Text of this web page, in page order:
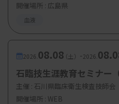
【参加費・定員など】
・参加費：会員 500円、非
・定 員：70名
開催場所 : 広島県
血液
2026. 08.08（土） -2026.
石臨技生涯教育セミナー
主催 : 石川県臨床衛生検査技師会
開催場所 : WEB